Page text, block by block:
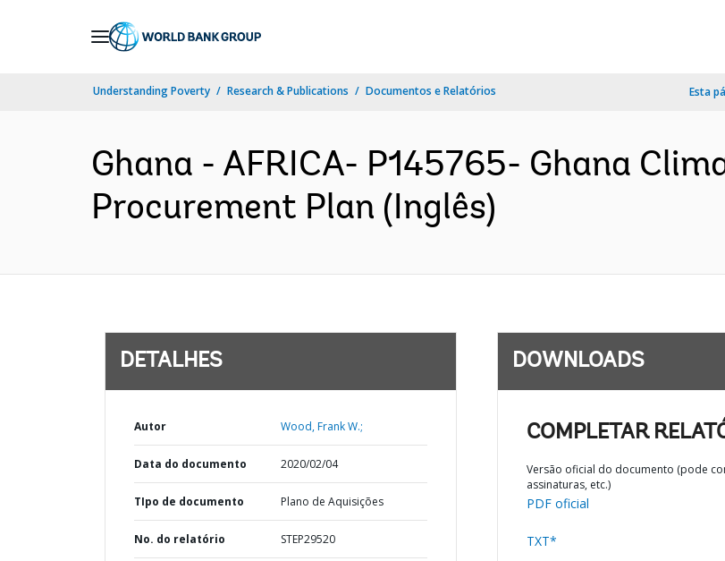
Understanding Poverty Research & Publications Documentos e Relatórios Esta
Ghana - AFRICA- P145765- Ghana
Procurement Plan (Inglês)
DETALHES
Autor Wood, Frank W.;
Data do documento 2020/02/04
TIpo de documento Plano de Aquisições
No. do relatório STEP29520
DOWNLOADS
COMPLETAR
Versão oficial do documento (pode
assinaturas, etc.)
PDF oficial
TXT*